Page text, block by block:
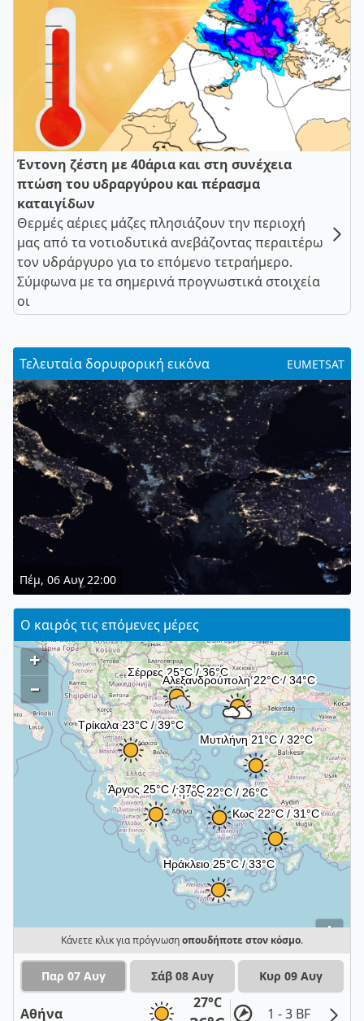
Έντονη ζέστη με 40άρια και στη συνέχεια
πτώση του υδραργύρου και πέρασμα
καταιγίδων
Θερμές αέριες μάζες πλησιάζουν την περιοχή
μας από τα νοτιοδυτικά ανεβάζοντας περαιτέρω
τον υδράργυρο για το επόμενο τετραήμερο.
Σύμφωνα με τα σημερινά προγνωστικά στοιχεία
οι
Τελευταία δορυφορική εικόνα EUMETSAT
Πέμ, 06 Αυγ 22:00
Ο καιρός τις επόμενες μέρες
i
+
–
Κάνετε κλικ για πρόγνωσηοπουδήποτε στον κόσμο.
Παρ 07 Αυγ Σάβ 08 Αυγ Κυρ 09 Αυγ
Αθήνα
27°C
1 - 3 BF